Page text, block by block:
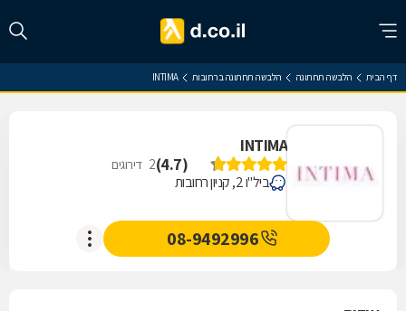
דף הבית הלבשה תחתונה הלבשה תחתונה ברחובות INTIMA
INTIMA
(
4.7
)
2 דירוגים
ביל"ו 2, קניון רחובות
08-9492996